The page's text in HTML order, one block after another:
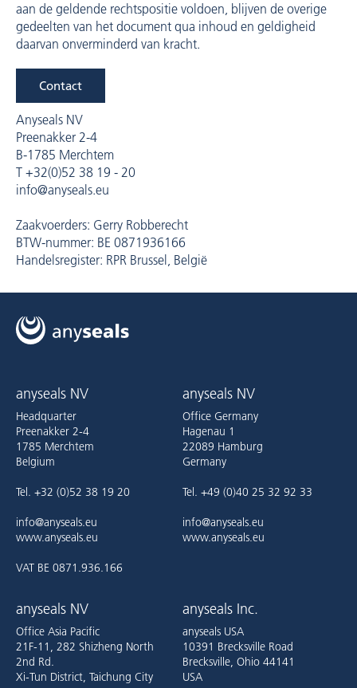
aan de geldende rechtspositie voldoen, blijven de overige
gedeelten van het document qua inhoud en geldigheid
daarvan onverminderd van kracht.
Contact
Anyseals NV
Preenakker 2-4
B-1785 Merchtem
T +32(0)52 38 19 - 20
info@anyseals.eu
Zaakvoerders: Gerry Robberecht
BTW-nummer: BE 0871936166
Handelsregister: RPR Brussel, België
anyseals NV
Headquarter
Preenakker 2-4
1785 Merchtem
Belgium
Tel. +32 (0)52 38 19 20
info@anyseals.eu
www.anyseals.eu
VAT BE 0871.936.166
anyseals NV
Office Germany
Hagenau 1
22089 Hamburg
Germany
Tel. +49 (0)40 25 32 92 33
info@anyseals.eu
www.anyseals.eu
anyseals NV
Office Asia Pacific
21F-11, 282 Shizheng North
2nd Rd.
Xi-Tun District, Taichung City
anyseals Inc.
anyseals USA
10391 Brecksville Road
Brecksville, Ohio 44141
USA